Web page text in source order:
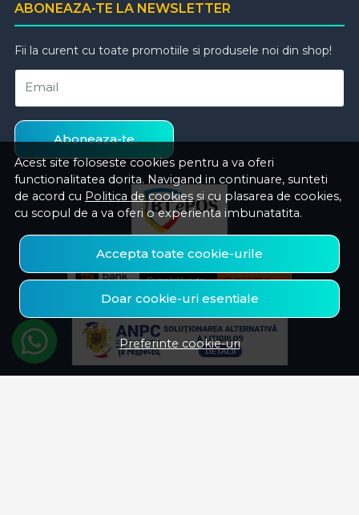
Acest site foloseste cookies pentru a va oferi
functionalitatea dorita. Navigand in continuare, sunteti
de acord cu Politica de cookies si cu plasarea de cookies,
cu scopul de a va oferi o experienta imbunatatita.
Accepta toate cookie-urile
Doar cookie-uri esentiale
Preferinte cookie-uri
ABONEAZA-TE LA NEWSLETTER
Fii la curent cu toate promotiile si produsele noi din shop!
Email
Aboneaza-te